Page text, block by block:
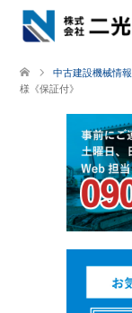
中古建設機械情報
様《保証付》